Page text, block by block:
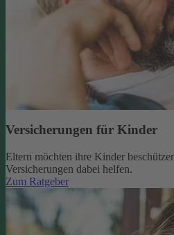
Versicherungen für Kinder
Eltern möchten ihre Kinder
Versicherungen dabei helfen.
Zum Ratgeber